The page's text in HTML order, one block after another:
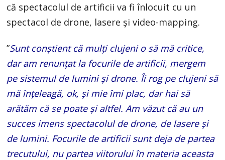
că spectacolul de artificii va fi înlocuit cu un
spectacol de drone, lasere și video-mapping.
”Sunt conștient că mulți clujeni o să mă critice,
dar am renunțat la focurile de artificii, mergem
pe sistemul de lumini și drone. Îi rog pe clujeni să
mă înțeleagă, ok, și mie îmi plac, dar hai să
arătăm că se poate și altfel. Am văzut că au un
succes imens spectacolul de drone, de lasere și
de lumini. Focurile de artificii sunt deja de partea
trecutului, nu partea viitorului în materia aceasta